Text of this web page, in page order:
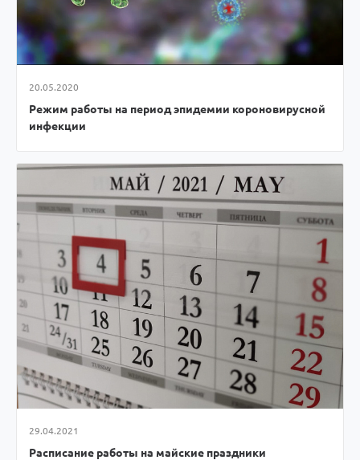
20.05.2020
Режим работы на период эпидемии короновирусной
инфекции
29.04.2021
Расписание работы на майские праздники